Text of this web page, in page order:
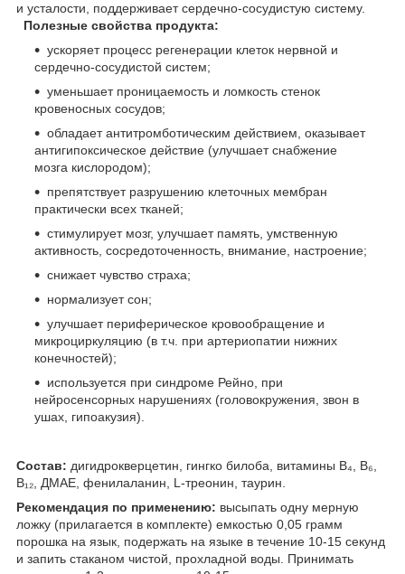
и усталости, поддерживает сердечно-сосудистую систему.
Полезные свойства продукта:
ускоряет процесс регенерации клеток нервной и
сердечно-сосудистой систем;
уменьшает проницаемость и ломкость стенок
кровеносных сосудов;
обладает антитромботическим действием, оказывает
антигипоксическое действие (улучшает снабжение
мозга кислородом);
препятствует разрушению клеточных мембран
практически всех тканей;
стимулирует мозг, улучшает память, умственную
активность, сосредоточенность, внимание, настроение;
снижает чувство страха;
нормализует сон;
улучшает периферическое кровообращение и
микроциркуляцию (в т.ч. при артериопатии нижних
конечностей);
используется при синдроме Рейно, при
нейросенсорных нарушениях (головокружения, звон в
ушах, гипоакузия).
Состав: дигидрокверцетин, гингко билоба, витамины B₄, B₆,
B₁₂, ДМАЕ, фенилаланин, L-треонин, таурин.
Рекомендация по применению: высыпать одну мерную
ложку (прилагается в комплекте) емкостью 0,05 грамм
порошка на язык, подержать на языке в течение 10-15 секунд
и запить стаканом чистой, прохладной воды. Принимать